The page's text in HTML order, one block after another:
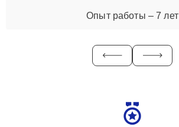
Опыт работы – 7 лет